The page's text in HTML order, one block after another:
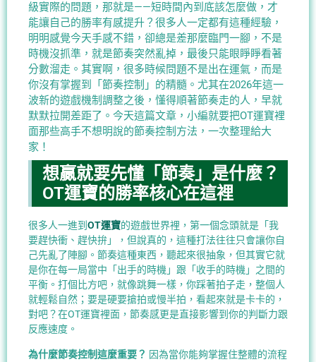
級實際的問題，那就是——短時間內到底該怎麼做，才
能讓自己的勝率有感提升？很多人一定都有這種經驗，
明明感覺今天手感不錯，卻總是差那麼臨門一腳，不是
時機沒抓準，就是節奏突然亂掉，最後只能眼睜睜看著
分數溜走。其實啊，很多時候問題不是出在運氣，而是
你沒有掌握到「節奏控制」的精髓。尤其在2026年這一
波新的遊戲機制調整之後，懂得順著節奏走的人，早就
默默拉開差距了。今天這篇文章，小編就要把OT運寶裡
面那些高手不想明說的節奏控制方法，一次整理給大
家！
想贏就要先懂「節奏」是什麼？
OT運寶的勝率核心在這裡
很多人一進到 OT運寶的遊戲世界裡，第一個念頭就是「我
要趕快衝、趕快拚」，但說真的，這種打法往往只會讓你自
己先亂了陣腳。節奏這種東西，聽起來很抽象，但其實它就
是你在每一局當中「出手的時機」跟「收手的時機」之間的
平衡。打個比方吧，就像跳舞一樣，你踩著拍子走，整個人
就輕鬆自然；要是硬要搶拍或慢半拍，看起來就是卡卡的，
對吧？在OT運寶裡面，節奏感更是直接影響到你的判斷力跟
反應速度。
為什麼節奏控制這麼重要？ 因為當你能夠掌握住整體的流程